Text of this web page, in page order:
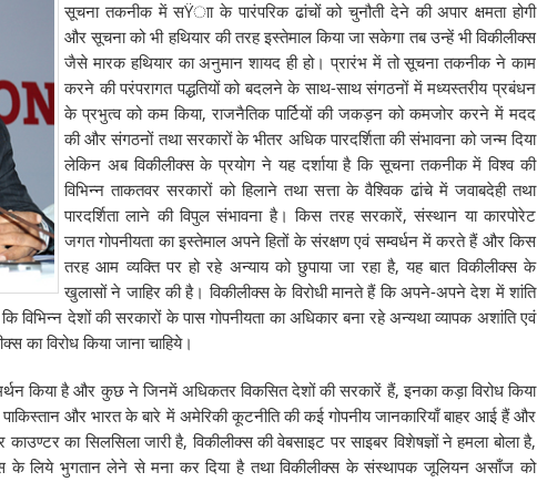
सूचना तकनीक में सŸाा के पारंपरिक ढांचों को चुनौती देने की अपार क्षमता होगी
और सूचना को भी हथियार की तरह इस्तेमाल किया जा सकेगा तब उन्हें भी विकीलीक्स
जैसे मारक हथियार का अनुमान शायद ही हो। प्रारंभ में तो सूचना तकनीक ने काम
करने की परंपरागत पद्धतियों को बदलने के साथ-साथ संगठनों में मध्यस्तरीय प्रबंधन
के प्रभुत्व को कम किया, राजनैतिक पार्टियों की जकड़न को कमजोर करने में मदद
की और संगठनों तथा सरकारों के भीतर अधिक पारदर्शिता की संभावना को जन्म दिया
लेकिन अब विकीलीक्स के प्रयोग ने यह दर्शाया है कि सूचना तकनीक में विश्व की
विभिन्न ताकतवर सरकारों को हिलाने तथा सत्ता के वैश्विक ढांचे में जवाबदेही तथा
पारदर्शिता लाने की विपुल संभावना है। किस तरह सरकारें, संस्थान या कारपोरेट
जगत गोपनीयता का इस्तेमाल अपने हितों के संरक्षण एवं सम्वर्धन में करते हैं और किस
तरह आम व्यक्ति पर हो रहे अन्याय को छुपाया जा रहा है, यह बात विकीलीक्स के
खुलासों ने जाहिर की है। विकीलीक्स के विरोधी मानते हैं कि अपने-अपने देश में शांति
देशों की सरकारों के पास गोपनीयता का अधिकार बना रहे अन्यथा व्यापक अशांति एवं
का विरोध किया जाना चाहिये।
किया है और कुछ ने जिनमें अधिकतर विकसित देशों की सरकारें हैं, इनका कड़ा विरोध किया
और भारत के बारे में अमेरिकी कूटनीति की कई गोपनीय जानकारियाँ बाहर आई हैं और
का सिलसिला जारी है, विकीलीक्स की वेबसाइट पर साइबर विशेषज्ञों ने हमला बोला है,
के लिये भुगतान लेने से मना कर दिया है तथा विकीलीक्स के संस्थापक जूलियन असाँज को